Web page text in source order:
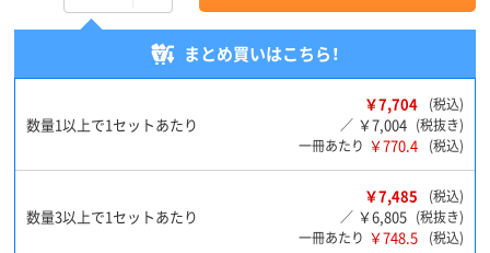
まとめ買いはこちら！
数量1以上で1セットあたり
￥7,704
(税込)
／ ￥7,004 (税抜き)
一冊あたり ￥770.4 (税込)
数量3以上で1セットあたり
￥7,485
(税込)
／ ￥6,805 (税抜き)
一冊あたり ￥748.5 (税込)